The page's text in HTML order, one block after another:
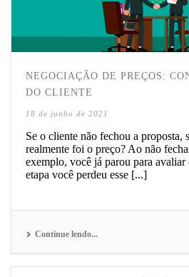
NEGOCIAÇÃO DE PREÇOS:
DO CLIENTE
18 de junho de 2021
Se o cliente não fechou a proposta,
realmente foi o preço? Ao não
exemplo, você já parou para
etapa você perdeu esse [...]
Continue lendo...